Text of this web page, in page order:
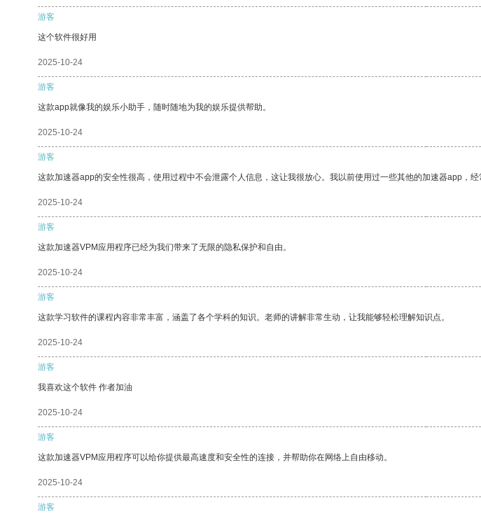
游客
这个软件很好用
2025-10-24
游客
这款app就像我的娱乐小助手，随时随地为我的娱乐提供帮助。
2025-10-24
游客
这款加速器app的安全性很高，使用过程中不会泄露个人信息，这让我很放心。我以前使用过一些其他的加速器app，经
2025-10-24
游客
这款加速器VPM应用程序已经为我们带来了无限的隐私保护和自由。
2025-10-24
游客
这款学习软件的课程内容非常丰富，涵盖了各个学科的知识。老师的讲解非常生动，让我能够轻松理解知识点。
2025-10-24
游客
我喜欢这个软件 作者加油
2025-10-24
游客
这款加速器VPM应用程序可以给你提供最高速度和安全性的连接，并帮助你在网络上自由移动。
2025-10-24
游客